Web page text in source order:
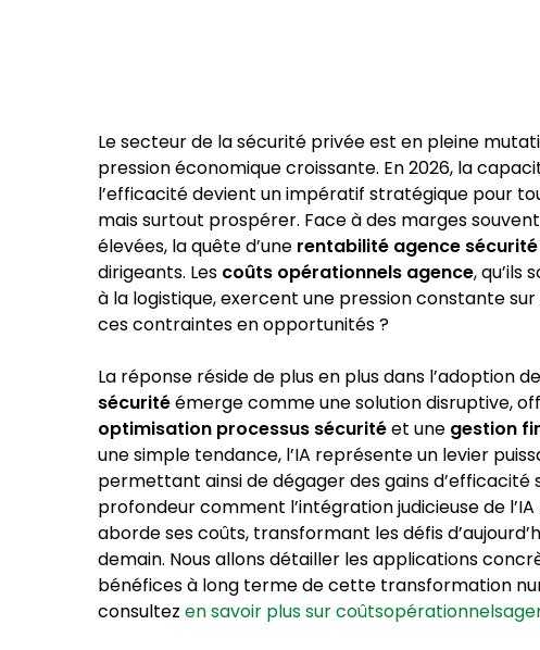
Le secteur de la sécurité privée est en pleine
pression économique croissante. En 2026, la
l’efficacité devient un impératif stratégique pour
mais surtout prospérer. Face à des marges
élevées, la quête d’une rentabilité agence sécurité
dirigeants. Les coûts opérationnels agence, qu’ils
à la logistique, exercent une pression constante
ces contraintes en opportunités ?
La réponse réside de plus en plus dans l’adoption
sécuritéémerge comme une solution disruptive,
optimisation processus sécuritéet une gestion
une simple tendance, l’IA représente un levier
permettant ainsi de dégager des gains
profondeur comment l’intégration judicieuse de
aborde ses coûts, transformant les défis
demain. Nous allons détailler les applications
bénéfices à long terme de cette transformation
consultez en savoir plus sur